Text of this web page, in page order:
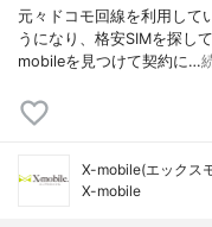
元々ドコモ回線を利用して
うになり、格安SIMを探し
mobileを見つけて契約に…
X-mobile(エックス
X-mobile